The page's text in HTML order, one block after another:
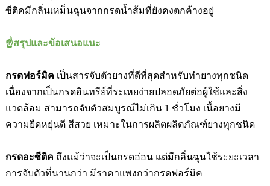
ซีติคมีกลิ่นเหม็นฉุนจากกรดน้ำส้มที่ยังคงตกค้างอยู่
☝สรุปและข้อเสนอแนะ
กรดฟอร์มิค เป็นสารจับตัวยางที่ดีที่สุดสำหรับทำยางทุกชนิด
เนื่องจากเป็นกรดอินทรีย์ที่ระเหยง่ายปลอดภัยต่อผู้ใช้และสิ่ง
แวดล้อม สามารถจับตัวสมบูรณ์ไม่เกิน1 ชั่วโมง เนื้อยางมี
ความยืดหยุ่นดี สีสวย เหมาะในการผลิตผลิตภัณฑ์ยางทุกชนิด
กรดอะซีติค ถึงแม้ว่าจะเป็นกรดอ่อน แต่มีกลิ่นฉุนใช้ระยะเวลา
การจับตัวที่นานกว่า มีราคาแพงกว่ากรดฟอร์มิค